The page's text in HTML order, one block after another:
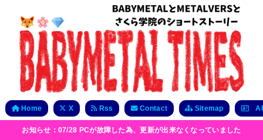
Home X Rss Contact Sitemap
お知らせ：07/28 PCが故障した為、更新が出来なくなっていました